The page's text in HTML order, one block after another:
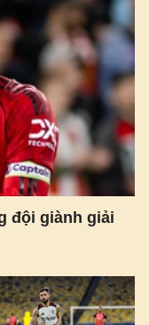
đội giành giải